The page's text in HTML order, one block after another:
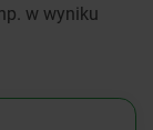
w wyniku